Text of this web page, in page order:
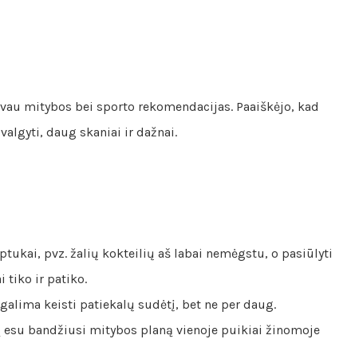
mitybos bei sporto rekomendacijas. Paaiškėjo, kad
daug skaniai ir dažnai.
pvz. žalių kokteilių aš labai nemėgstu, o pasiūlyti
tiko ir patiko.
keisti patiekalų sudėtį, bet ne per daug.
bandžiusi mitybos planą vienoje puikiai žinomoje